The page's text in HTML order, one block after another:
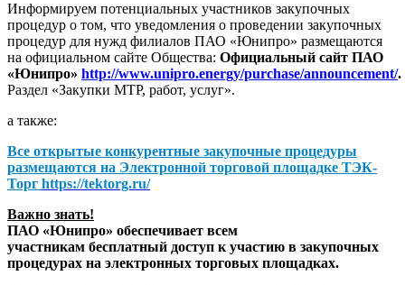
Информируем потенциальных участников закупочных
процедур о том, что уведомления о проведении закупочных
процедур для нужд филиалов ПАО «Юнипро» размещаются
на официальном сайте Общества: Официальный сайт ПАО
«Юнипро» http://www.unipro.energy/purchase/announcement/.
Раздел «Закупки МТР, работ, услуг».
а также:
Все открытые конкурентные закупочные процедуры
размещаются на Электронной торговой площадке ТЭК-
Торг https://tektorg.ru/
Важно знать!
ПАО «Юнипро» обеспечивает всем
участникам бесплатный доступ к участию в закупочных
процедурах на электронных торговых площадках.